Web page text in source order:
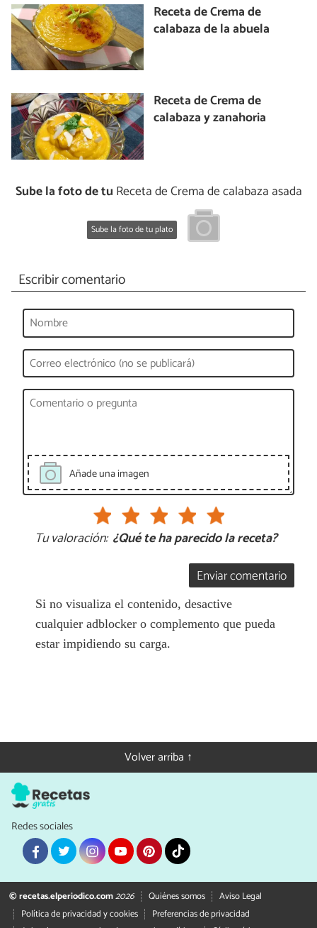
Receta de Crema de
calabaza de la abuela
Receta de Crema de
calabaza y zanahoria
Sube la foto de tu Receta de Crema de calabaza asada
Sube la foto de tu plato
Escribir comentario
Añade una imagen
Tu valoración: ¿Qué te ha parecido la receta?
Enviar comentario
Si no visualiza el contenido, desactive
cualquier adblocker o complemento que pueda
estar impidiendo su carga.
Volver arriba ↑
Redes sociales
© recetas.elperiodico.com2026 Quiénes somos
Aviso Legal
Política de privacidad y cookies
Preferencias de privacidad